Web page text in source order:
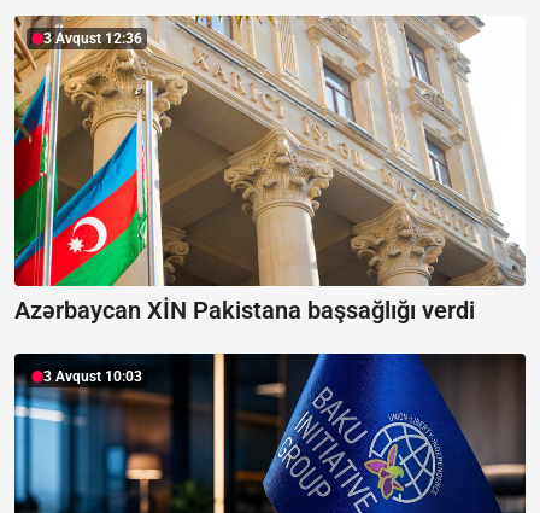
3 Avqust 12:36
Azərbaycan XİN Pakistana başsağlığı verdi
3 Avqust 10:03